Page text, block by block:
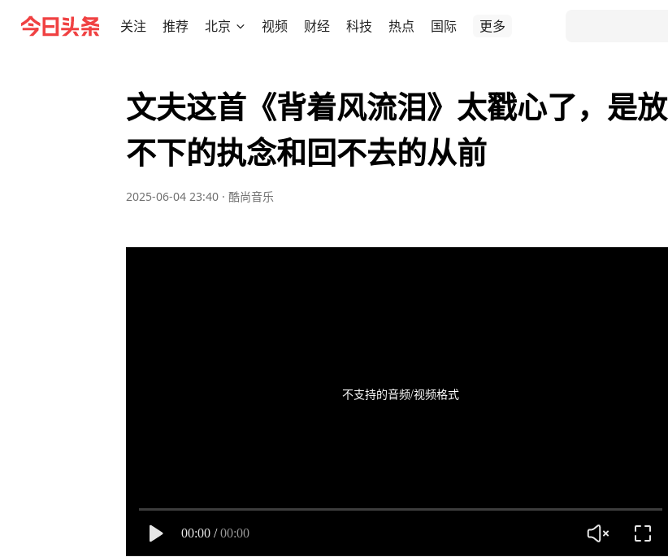
关注 推荐 北京 视频 财经 科技 热点 国际 更多
文夫这首《背着风流泪》太戳心了，是放
不下的执念和回不去的从前
2025-06-04 23:40 · 酷尚音乐
不支持的音频/视频格式
00:00 / 00:00